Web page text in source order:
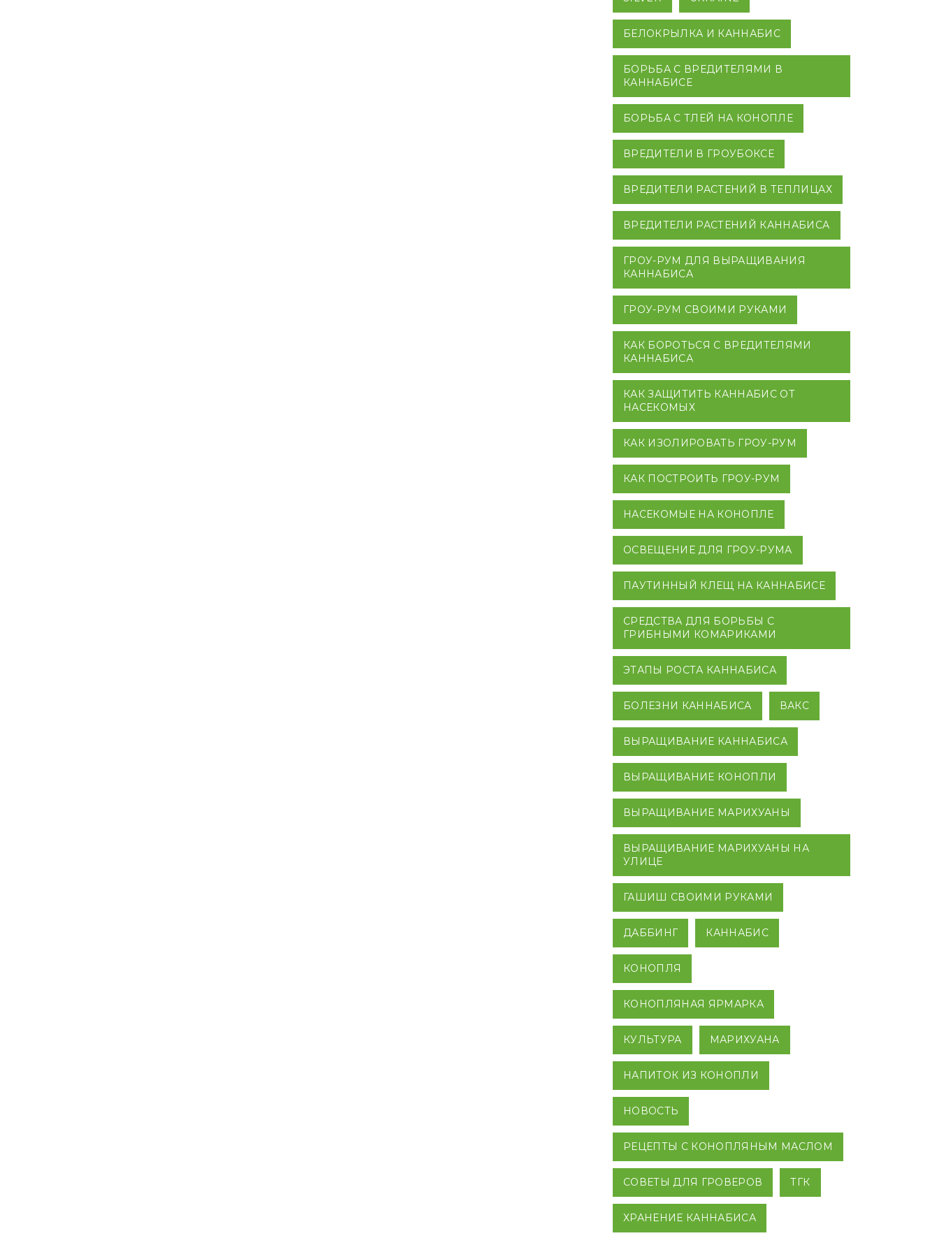
БЕЛОКРЫЛКА И КАННАБИС
БОРЬБА С ВРЕДИТЕЛЯМИ В
КАННАБИСЕ
БОРЬБА С ТЛЕЙ НА КОНОПЛЕ
ВРЕДИТЕЛИ В ГРОУБОКСЕ
ВРЕДИТЕЛИ РАСТЕНИЙ В ТЕПЛИЦАХ
ВРЕДИТЕЛИ РАСТЕНИЙ КАННАБИСА
ГРОУ-РУМ ДЛЯ ВЫРАЩИВАНИЯ
КАННАБИСА
ГРОУ-РУМ СВОИМИ РУКАМИ
КАК БОРОТЬСЯ С ВРЕДИТЕЛЯМИ
КАННАБИСА
КАК ЗАЩИТИТЬ КАННАБИС ОТ
НАСЕКОМЫХ
КАК ИЗОЛИРОВАТЬ ГРОУ-РУМ
КАК ПОСТРОИТЬ ГРОУ-РУМ
НАСЕКОМЫЕ НА КОНОПЛЕ
ОСВЕЩЕНИЕ ДЛЯ ГРОУ-РУМА
ПАУТИННЫЙ КЛЕЩ НА КАННАБИСЕ
СРЕДСТВА ДЛЯ БОРЬБЫ С
ГРИБНЫМИ КОМАРИКАМИ
ЭТАПЫ РОСТА КАННАБИСА
БОЛЕЗНИ КАННАБИСА ВАКС
ВЫРАЩИВАНИЕ КАННАБИСА
ВЫРАЩИВАНИЕ КОНОПЛИ
ВЫРАЩИВАНИЕ МАРИХУАНЫ
ВЫРАЩИВАНИЕ МАРИХУАНЫ НА
УЛИЦЕ
ГАШИШ СВОИМИ РУКАМИ
ДАББИНГ КАННАБИС
КОНОПЛЯ
КОНОПЛЯНАЯ ЯРМАРКА
КУЛЬТУРА МАРИХУАНА
НАПИТОК ИЗ КОНОПЛИ
НОВОСТЬ
РЕЦЕПТЫ С КОНОПЛЯНЫМ МАСЛОМ
СОВЕТЫ ДЛЯ ГРОВЕРОВ ТГК
ХРАНЕНИЕ КАННАБИСА